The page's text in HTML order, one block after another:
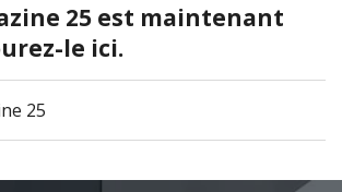
25 est maintenant
le ici.
25